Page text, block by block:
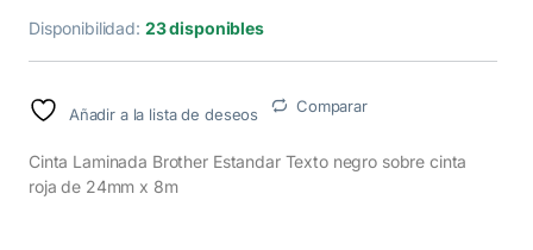
Disponibilidad: 23 disponibles
Añadir a la lista de deseos Comparar
Cinta Laminada Brother Estandar Texto negro sobre cinta
roja de 24mm x 8m